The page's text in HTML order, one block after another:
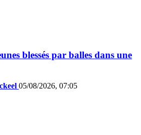
blessés par balles dans une
05/08/2026, 07:05